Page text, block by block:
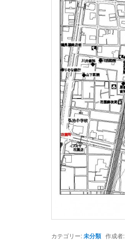
カテゴリー:未分類作成者: